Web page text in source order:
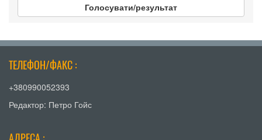
Голосувати/результат
ТЕЛЕФОН/ФАКС :
+380990052393
Редактор: Петро Гойс